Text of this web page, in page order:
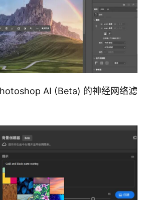
AI (Beta) 的神经网络滤